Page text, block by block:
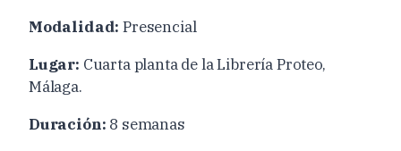
Modalidad: Presencial
Lugar: Cuarta planta de la Librería Proteo,
Málaga.
Duración: 8 semanas